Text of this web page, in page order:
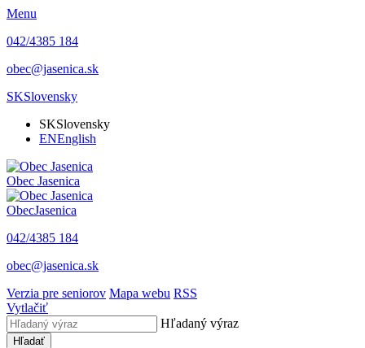
Menu
042/4385 184
obec@jasenica.sk
SKSlovensky
SKSlovensky
ENEnglish
Obec Jasenica
ObecJasenica
042/4385 184
obec@jasenica.sk
Verzia pre seniorov Mapa webu RSS
Vytlačiť
Hľadaný výraz
Hľadať